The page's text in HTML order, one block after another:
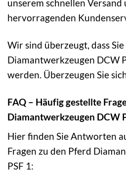
unserem schnellen Versand
hervorragenden
Wir sind überzeugt, dass
Diamantwerkzeugen DCW
werden. Überzeugen Sie
FAQ – Häufig gestellte
Diamantwerkzeugen DCW
Hier finden Sie Antworten
Fragen zu den Pferd
PSF 1: